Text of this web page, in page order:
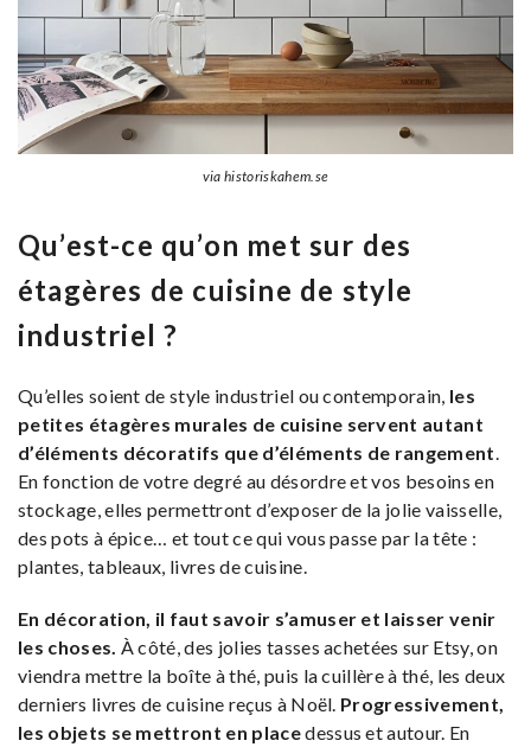
via historiskahem.se
Qu’est-ce qu’on met sur des
étagères de cuisine de style
industriel ?
Qu’elles soient de style industriel ou contemporain, les
petites étagères murales de cuisine servent autant
d’éléments décoratifs que d’éléments de rangement.
En fonction de votre degré au désordre et vos besoins en
stockage, elles permettront d’exposer de la jolie vaisselle,
des pots à épice… et tout ce qui vous passe par la tête :
plantes, tableaux, livres de cuisine.
En décoration, il faut savoir s’amuser et laisser venir
les choses. À côté, des jolies tasses achetées sur Etsy, on
viendra mettre la boîte à thé, puis la cuillère à thé, les deux
derniers livres de cuisine reçus à Noël. Progressivement,
les objets se mettront en placedessus et autour. En